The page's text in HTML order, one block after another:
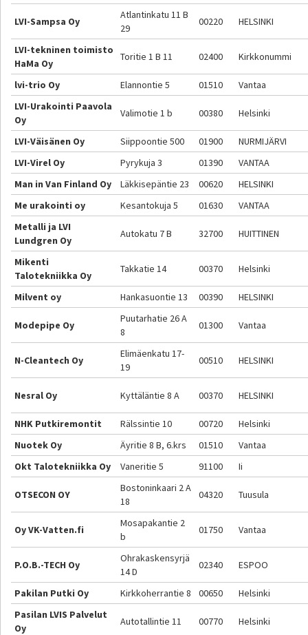
LVI-Sampsa Oy
Atlantinkatu 11 B
29
00220 HELSINKI
LVI-tekninen toimisto
HaMa Oy
Toritie 1 B 11 02400 Kirkkonummi
lvi-trio Oy Elannontie 5 01510
Vantaa
LVI-Urakointi Paavola
Oy
Valimotie 1 b 00380 Helsinki
LVI-Väisänen Oy Siippoontie 500 01900
NURMIJÄRVI
LVI-Virel Oy
Pyrykuja 3 01390
VANTAA
Man in Van Finland Oy
Läkkisepäntie 23 00620
HELSINKI
Me urakointi oy
Kesantokuja 5 01630
VANTAA
Metalli ja LVI
Lundgren Oy
Autokatu 7 B 32700 HUITTINEN
Mikenti
Talotekniikka Oy
Takkatie 14 00370 Helsinki
Milvent oy Hankasuontie 13 00390 HELSINKI
Modepipe Oy
Puutarhatie 26 A
8
01300 Vantaa
N-Cleantech Oy
Elimäenkatu 17-
19
00510 HELSINKI
Nesral Oy Kyttäläntie 8 A 00370 HELSINKI
NHK Putkiremontit Rälssintie 10 00720
Helsinki
Nuotek Oy
Äyritie 8 B, 6.krs 01510
Vantaa
Okt Talotekniikka Oy
Vaneritie 5 91100 Ii
OTSECON OY
Bostoninkaari 2 A
18
04320 Tuusula
Oy VK-Vatten.fi
Mosapakantie 2
b
01750 Vantaa
P.O.B.-TECH Oy
Ohrakaskensyrjä
14 D
02340 ESPOO
Pakilan Putki Oy Kirkkoherrantie 8 00650
Helsinki
Pasilan LVIS Palvelut
Oy
Autotallintie 11 00770 Helsinki